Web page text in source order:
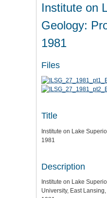
Institute on
Geology:
1981
Files
Title
Institute on Lake
1981
Description
Institute on Lake
University, East